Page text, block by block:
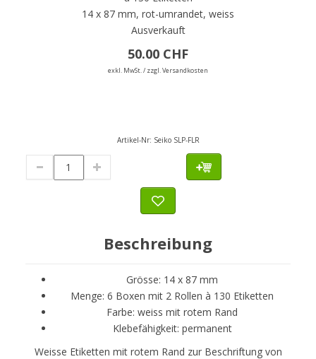
14 x 87 mm, rot-umrandet, weiss
Ausverkauft
50.00 CHF
exkl. MwSt. / zzgl. Versandkosten
Artikel-Nr: Seiko SLP-FLR
Beschreibung
Grösse: 14 x 87 mm
Menge: 6 Boxen mit 2 Rollen à 130 Etiketten
Farbe: weiss mit rotem Rand
Klebefähigkeit: permanent
Weisse Etiketten mit rotem Rand zur Beschriftung von